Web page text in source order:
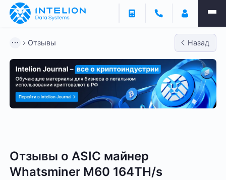
Отзывы Назад
Отзывы о ASIC майнер
Whatsminer M60 164TH/s